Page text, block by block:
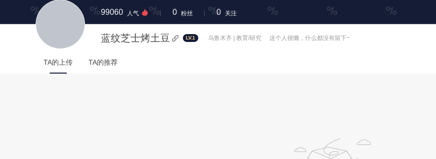
99060 人气 0 粉丝 0 关注
蓝纹芝士烤土豆 LV.1 乌鲁木齐 | 教育/研究 这个人很懒，什么都没有留下~
TA的上传 TA的推荐